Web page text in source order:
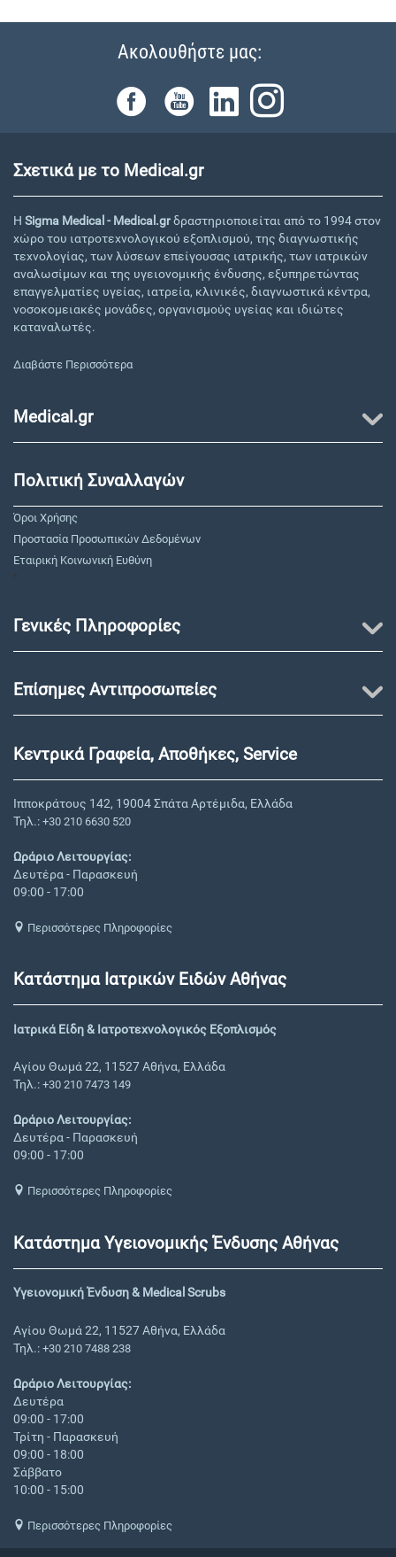
Ακολουθήστε μας:
Σχετικά με το Medical.gr
Η Sigma Medical - Medical.grδραστηριοποιείται από το 1994 στον
χώρο του ιατροτεχνολογικού εξοπλισμού, της διαγνωστικής
τεχνολογίας, των λύσεων επείγουσας ιατρικής, των ιατρικών
αναλωσίμων και της υγειονομικής ένδυσης, εξυπηρετώντας
επαγγελματίες υγείας, ιατρεία, κλινικές, διαγνωστικά κέντρα,
νοσοκομειακές μονάδες, οργανισμούς υγείας και ιδιώτες
καταναλωτές.
Διαβάστε Περισσότερα
Medical.gr
Πολιτική Συναλλαγών
Όροι Χρήσης
Προστασία Προσωπικών Δεδομένων
Εταιρική Κοινωνική Ευθύνη
"
Γενικές Πληροφορίες
Επίσημες Αντιπροσωπείες
Κεντρικά Γραφεία, Αποθήκες, Service
Ιπποκράτους 142, 19004 Σπάτα Αρτέμιδα, Ελλάδα
Τηλ.: +30 210 6630 520
Ωράριο Λειτουργίας:
Δευτέρα - Παρασκευή
09:00 - 17:00
Περισσότερες Πληροφορίες
Κατάστημα Ιατρικών Ειδών Αθήνας
Ιατρικά Είδη & Ιατροτεχνολογικός Εξοπλισμός
Αγίου Θωμά 22, 11527 Αθήνα, Ελλάδα
Τηλ.: +30 210 7473 149
Ωράριο Λειτουργίας:
Δευτέρα - Παρασκευή
09:00 - 17:00
Περισσότερες Πληροφορίες
Κατάστημα Υγειονομικής Ένδυσης Αθήνας
Υγειονομική Ένδυση & Medical Scrubs
Αγίου Θωμά 22, 11527 Αθήνα, Ελλάδα
Τηλ.: +30 210 7488 238
Ωράριο Λειτουργίας:
Δευτέρα
09:00 - 17:00
Τρίτη - Παρασκευή
09:00 - 18:00
Σάββατο
10:00 - 15:00
Περισσότερες Πληροφορίες